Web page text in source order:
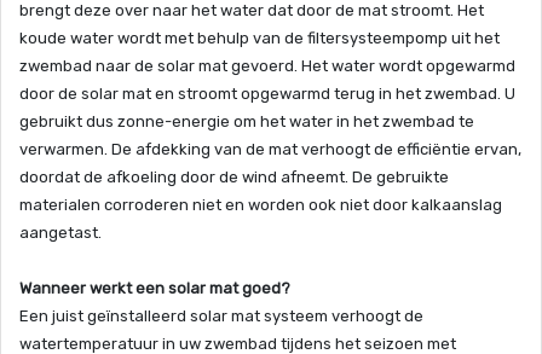
brengt deze over naar het water dat door de mat stroomt. Het
koude water wordt met behulp van de filtersysteempomp uit het
zwembad naar de solar mat gevoerd. Het water wordt opgewarmd
door de solar mat en stroomt opgewarmd terug in het zwembad. U
gebruikt dus zonne-energie om het water in het zwembad te
verwarmen. De afdekking van de mat verhoogt de efficiëntie ervan,
doordat de afkoeling door de wind afneemt. De gebruikte
materialen corroderen niet en worden ook niet door kalkaanslag
aangetast.
Wanneer werkt een solar mat goed?
Een juist geïnstalleerd solar mat systeem verhoogt de
watertemperatuur in uw zwembad tijdens het seizoen met